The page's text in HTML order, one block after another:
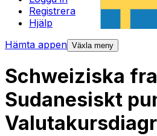
Registrera
Hjälp
Hämta appen Växla meny
Schweiziska
Sudanesiskt